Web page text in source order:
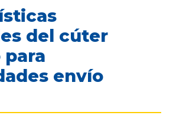
del cúter
envío